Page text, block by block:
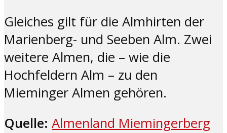
Gleiches gilt für die Almhirten der
Marienberg- und Seeben Alm. Zwei
weitere Almen, die – wie die
Hochfeldern Alm – zu den
Mieminger Almen gehören.
Quelle: Almenland Miemingerberg